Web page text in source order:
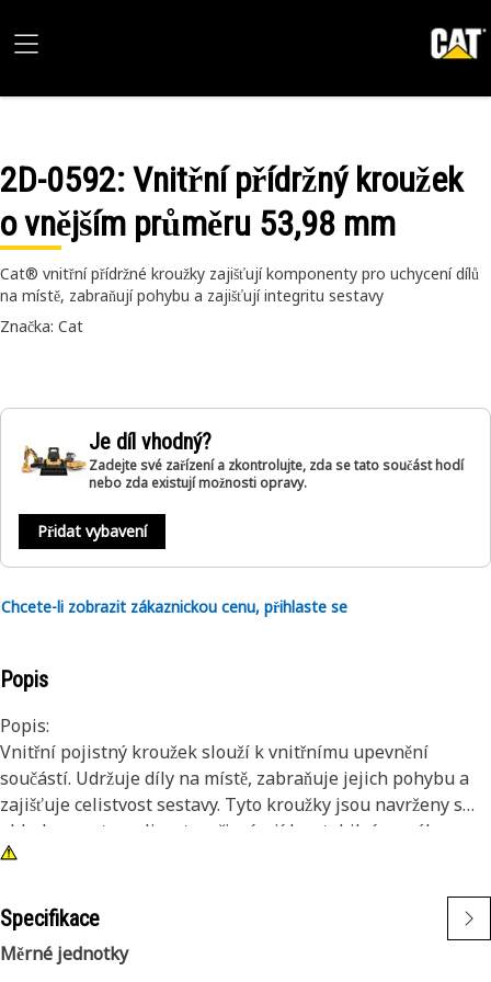
2D-0592: Vnitřní přídržný kroužek
o vnějším průměru 53,98 mm
Cat® vnitřní přídržné kroužky zajišťují komponenty pro uchycení dílů
na místě, zabraňují pohybu a zajišťují integritu sestavy
Značka: Cat
Je díl vhodný?
Zadejte své zařízení a zkontrolujte, zda se tato součást hodí
nebo zda existují možnosti opravy.
Přidat vybavení
Chcete-li zobrazit zákaznickou cenu, přihlaste se
Popis
Popis:
Vnitřní pojistný kroužek slouží k vnitřnímu upevnění
součástí. Udržuje díly na místě, zabraňuje jejich pohybu a
zajišťuje celistvost sestavy. Tyto kroužky jsou navrženy s
ohledem na trvanlivost a přispívají ke stabilnímu výkonu
montáže. Jejich úkolem je udržet součásti v bezpečné
správná funkce.
Vlastnosti:
Specifikace
Měrné jednotky